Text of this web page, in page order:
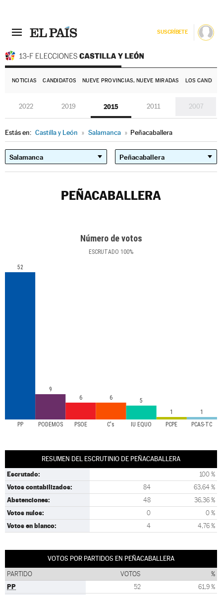
SUSCRÍBETE
NOTICIAS CANDIDATOS NUEVE PROVINCIAS, NUEVE MIRADAS LOS
2022 2019 2015 2011 2007
Estás en: Castilla y León » Salamanca » Peñacaballera
PEÑACABALLERA
Número de votos
ESCRUTADO 100%
PP PODEMOS PSOE C's IU EQUO PCPE PCAS-TC
52
9
6
6
5
1
1
RESUMEN DEL ESCRUTINIO DE PEÑACABALLERA
Escrutado: 100 %
Votos contabilizados: 84 63,64 %
Abstenciones: 48 36,36 %
Votos nulos: 0 0 %
Votos en blanco: 4 4,76 %
VOTOS POR PARTIDOS EN PEÑACABALLERA
PARTIDO VOTOS %
PP 52 61,9 %